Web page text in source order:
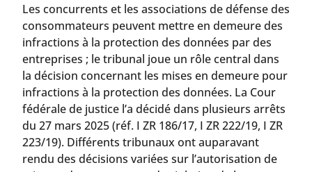
Les concurrents et les associations de défense des
consommateurs peuvent mettre en demeure des
infractions à la protection des données par des
entreprises ; le tribunal joue un rôle central dans
la décision concernant les mises en demeure pour
infractions à la protection des données. La Cour
fédérale de justice l’a décidé dans plusieurs arrêts
du 27 mars 2025 (réf. I ZR 186/17, I ZR 222/19, I ZR
223/19). Différents tribunaux ont auparavant
rendu des décisions variées sur l’autorisation de